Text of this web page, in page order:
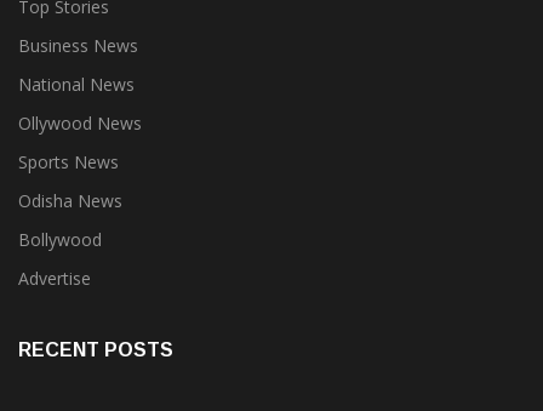
Top Stories
Business News
National News
Ollywood News
Sports News
Odisha News
Bollywood
Advertise
RECENT POSTS